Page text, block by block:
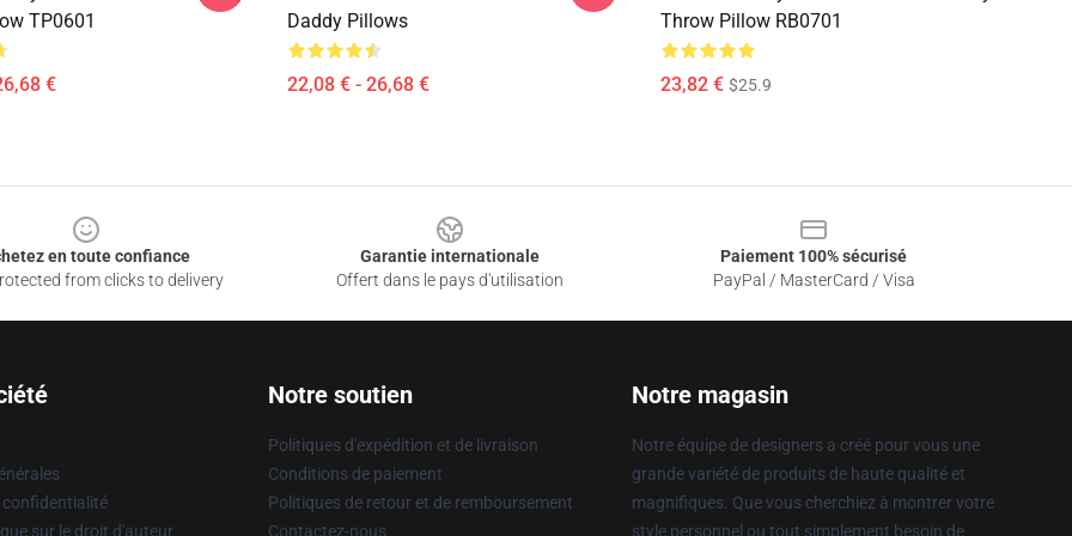
TP0601
€
Daddy Pillows
22,08 € - 26,68 €
Throw Pillow RB0701
23,82 € $25.9
en toute confiance
from clicks to delivery
Garantie internationale
Offert dans le pays d'utilisation
Paiement 100% sécurisé
PayPal / MasterCard / Visa
confidentialité
sur le droit d'auteur
Notre soutien
Politiques d'expédition et de livraison
Conditions de paiement
Politiques de retour et de remboursement
Contactez-nous
Notre magasin
Notre équipe de designers a créé pour vous une
grande variété de produits de haute qualité et
magnifiques. Que vous cherchiez à montrer votre
style personnel ou tout simplement besoin de